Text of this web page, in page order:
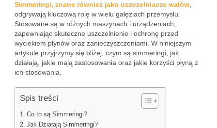
Simmeringi, znane również jako uszczelniacze wałów
odgrywają kluczową rolę w wielu gałęziach przemysłu.
Stosowane są w różnych maszynach i urządzeniach,
zapewniając skuteczne uszczelnienie i ochronę przed
wyciekiem płynów oraz zanieczyszczeniami. W niniejszym
artykule przyjrzymy się bliżej, czym są simmeringi, jak
działają, jakie mają zastosowania oraz jakie korzyści płyną z
ich stosowania.
Spis treści
Co to są Simmeringi?
Jak Działają Simmeringi?